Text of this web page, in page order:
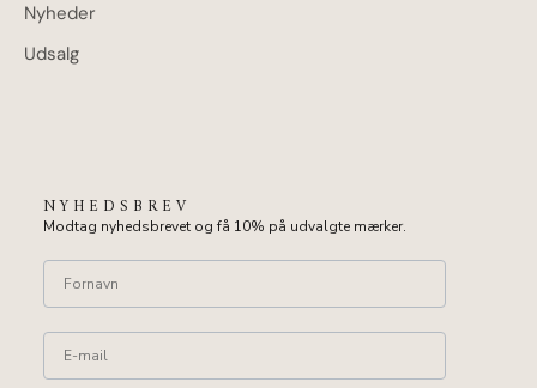
Nyheder
Udsalg
NYHEDSBREV
Modtag nyhedsbrevet og få 10% på udvalgte mærker.